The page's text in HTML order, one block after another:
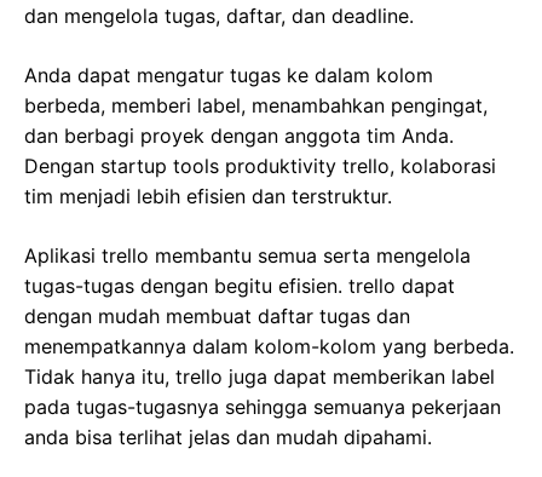
dan mengelola tugas, daftar, dan deadline.
Anda dapat mengatur tugas ke dalam kolom
berbeda, memberi label, menambahkan pengingat,
dan berbagi proyek dengan anggota tim Anda.
Dengan startup tools produktivity trello, kolaborasi
tim menjadi lebih efisien dan terstruktur.
Aplikasi trello membantu semua serta mengelola
tugas-tugas dengan begitu efisien. trello dapat
dengan mudah membuat daftar tugas dan
menempatkannya dalam kolom-kolom yang berbeda.
Tidak hanya itu, trello juga dapat memberikan label
pada tugas-tugasnya sehingga semuanya pekerjaan
anda bisa terlihat jelas dan mudah dipahami.